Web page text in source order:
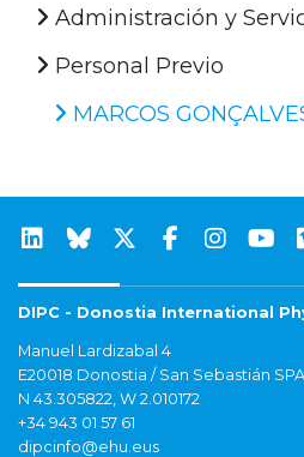
Administración y
Personal Previo
MARCOS
DIPC - Donostia International
Manuel Lardizabal 4
E20018 Donostia / San Sebastián
N 43.305822, W 2.010172
+34 943 01 57 61
dipcinfo@ehu.eus